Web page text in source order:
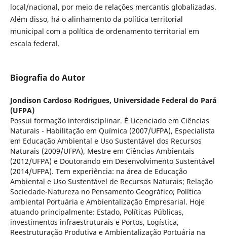
local/nacional, por meio de relações mercantis globalizadas.
Além disso, há o alinhamento da política territorial
municipal com a política de ordenamento territorial em
escala federal.
Biografia do Autor
Jondison Cardoso Rodrigues, Universidade Federal do Pará
(UFPA)
Possui formação interdisciplinar. É Licenciado em Ciências
Naturais - Habilitação em Química (2007/UFPA), Especialista
em Educação Ambiental e Uso Sustentável dos Recursos
Naturais (2009/UFPA), Mestre em Ciências Ambientais
(2012/UFPA) e Doutorando em Desenvolvimento Sustentável
(2014/UFPA). Tem experiência: na área de Educação
Ambiental e Uso Sustentável de Recursos Naturais; Relação
Sociedade-Natureza no Pensamento Geográfico; Política
ambiental Portuária e Ambientalização Empresarial. Hoje
atuando principalmente: Estado, Políticas Públicas,
investimentos infraestruturais e Portos, Logística,
Reestruturação Produtiva e Ambientalização Portuária na